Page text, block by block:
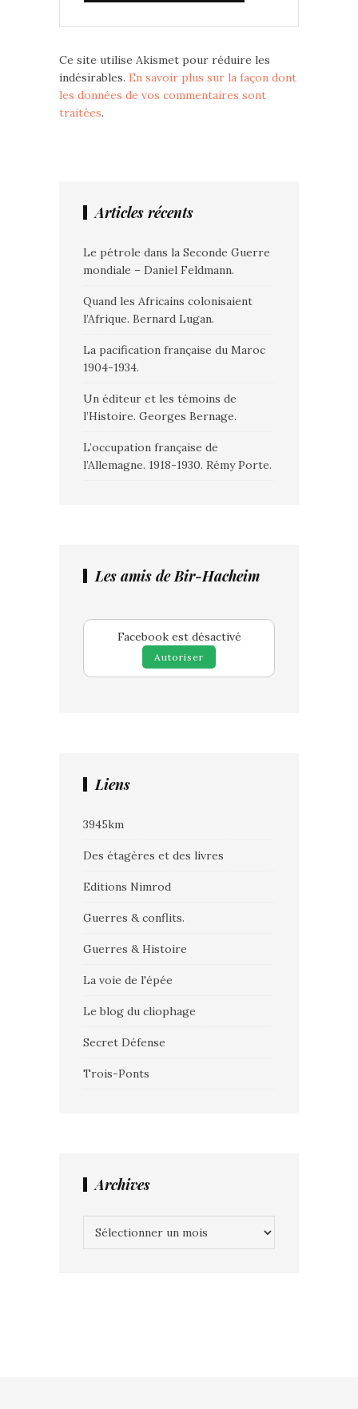
Ce site utilise Akismet pour réduire les
indésirables. En savoir plus sur la façon dont
les données de vos commentaires sont
traitées.
Articles récents
Le pétrole dans la Seconde Guerre
mondiale – Daniel Feldmann.
Quand les Africains colonisaient
l’Afrique. Bernard Lugan.
La pacification française du Maroc
1904-1934.
Un éditeur et les témoins de
l’Histoire. Georges Bernage.
L’occupation française de
l’Allemagne. 1918-1930. Rémy Porte.
Les amis de Bir-Hacheim
Facebook est désactivé
Autoriser
Liens
3945km
Des étagères et des livres
Editions Nimrod
Guerres & conflits.
Guerres & Histoire
La voie de l'épée
Le blog du cliophage
Secret Défense
Trois-Ponts
Archives